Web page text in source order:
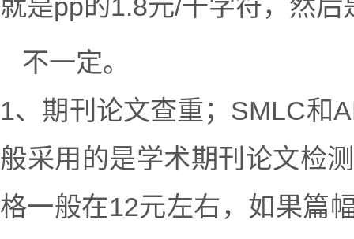
就是pp的1.8元/千字符，然
不一定。
1、期刊论文查重；SMLC和
般采用的是学术期刊论文检
格一般在12元左右，如果篇